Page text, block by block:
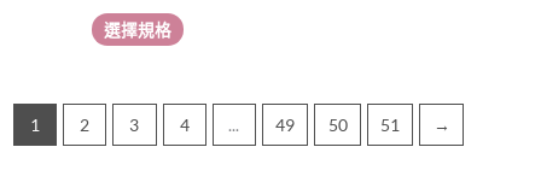
選擇規格
選
擇
項
1
2 3 4 ... 49 50 51 →